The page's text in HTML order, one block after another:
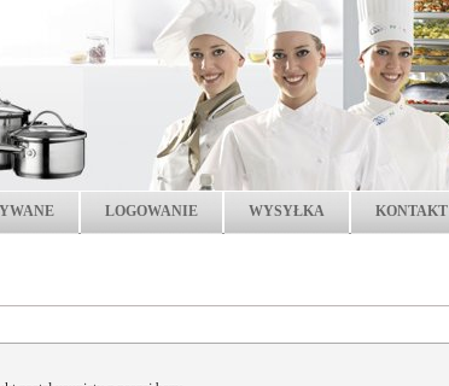
LOGOWANIE WYSYŁKA KONTAKT